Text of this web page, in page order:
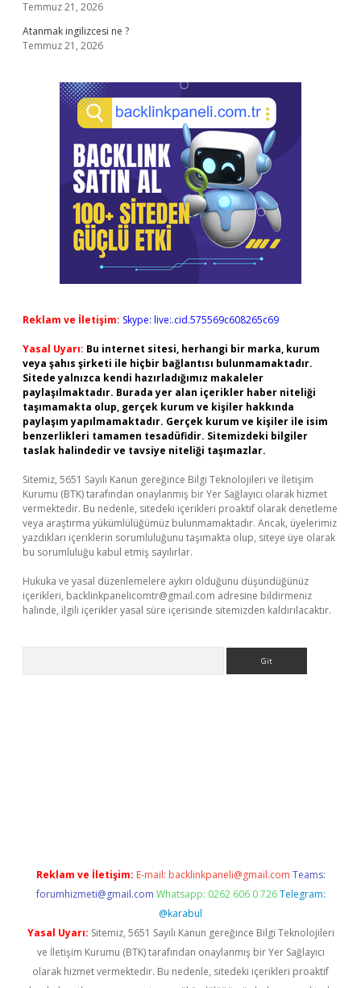
Temmuz 21, 2026
Atanmak ingilizcesi ne ?
Temmuz 21, 2026
Reklam ve İletişim: Skype: live:.cid.575569c608265c69
Yasal Uyarı: Bu internet sitesi, herhangi bir marka, kurum
veya şahıs şirketi ile hiçbir bağlantısı bulunmamaktadır.
Sitede yalnızca kendi hazırladığımız makaleler
paylaşılmaktadır. Burada yer alan içerikler haber niteliği
taşımamakta olup, gerçek kurum ve kişiler hakkında
paylaşım yapılmamaktadır. Gerçek kurum ve kişiler ile isim
benzerlikleri tamamen tesadüfidir. Sitemizdeki bilgiler
taslak halindedir ve tavsiye niteliği taşımazlar.
Sitemiz, 5651 Sayılı Kanun gereğince Bilgi Teknolojileri ve İletişim
Kurumu (BTK) tarafından onaylanmış bir Yer Sağlayıcı olarak hizmet
vermektedir. Bu nedenle, sitedeki içerikleri proaktif olarak denetleme
veya araştırma yükümlülüğümüz bulunmamaktadır. Ancak, üyelerimiz
yazdıkları içeriklerin sorumluluğunu taşımakta olup, siteye üye olarak
bu sorumluluğu kabul etmiş sayılırlar.
Hukuka ve yasal düzenlemelere aykırı olduğunu düşündüğünüz
içerikleri, backlinkpanelicomtr@gmail.com adresine bildirmeniz
halinde, ilgili içerikler yasal süre içerisinde sitemizden kaldırılacaktır.
Reklam ve İletişim: E-mail: backlinkpaneli@gmail.com Teams:
forumhizmeti@gmail.com Whatsapp: 0262 606 0 726 Telegram:
@karabul
Yasal Uyarı: Sitemiz, 5651 Sayılı Kanun gereğince Bilgi Teknolojileri
ve İletişim Kurumu (BTK) tarafından onaylanmış bir Yer Sağlayıcı
olarak hizmet vermektedir. Bu nedenle, sitedeki içerikleri proaktif